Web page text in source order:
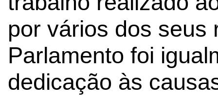
por vários dos seus
Parlamento foi
dedicação às